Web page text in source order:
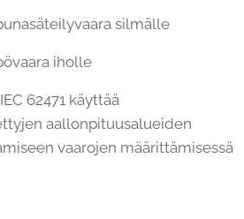
silmälle
iholle
62471 käyttää
aallonpituusalueiden
vaarojen määrittämisessä